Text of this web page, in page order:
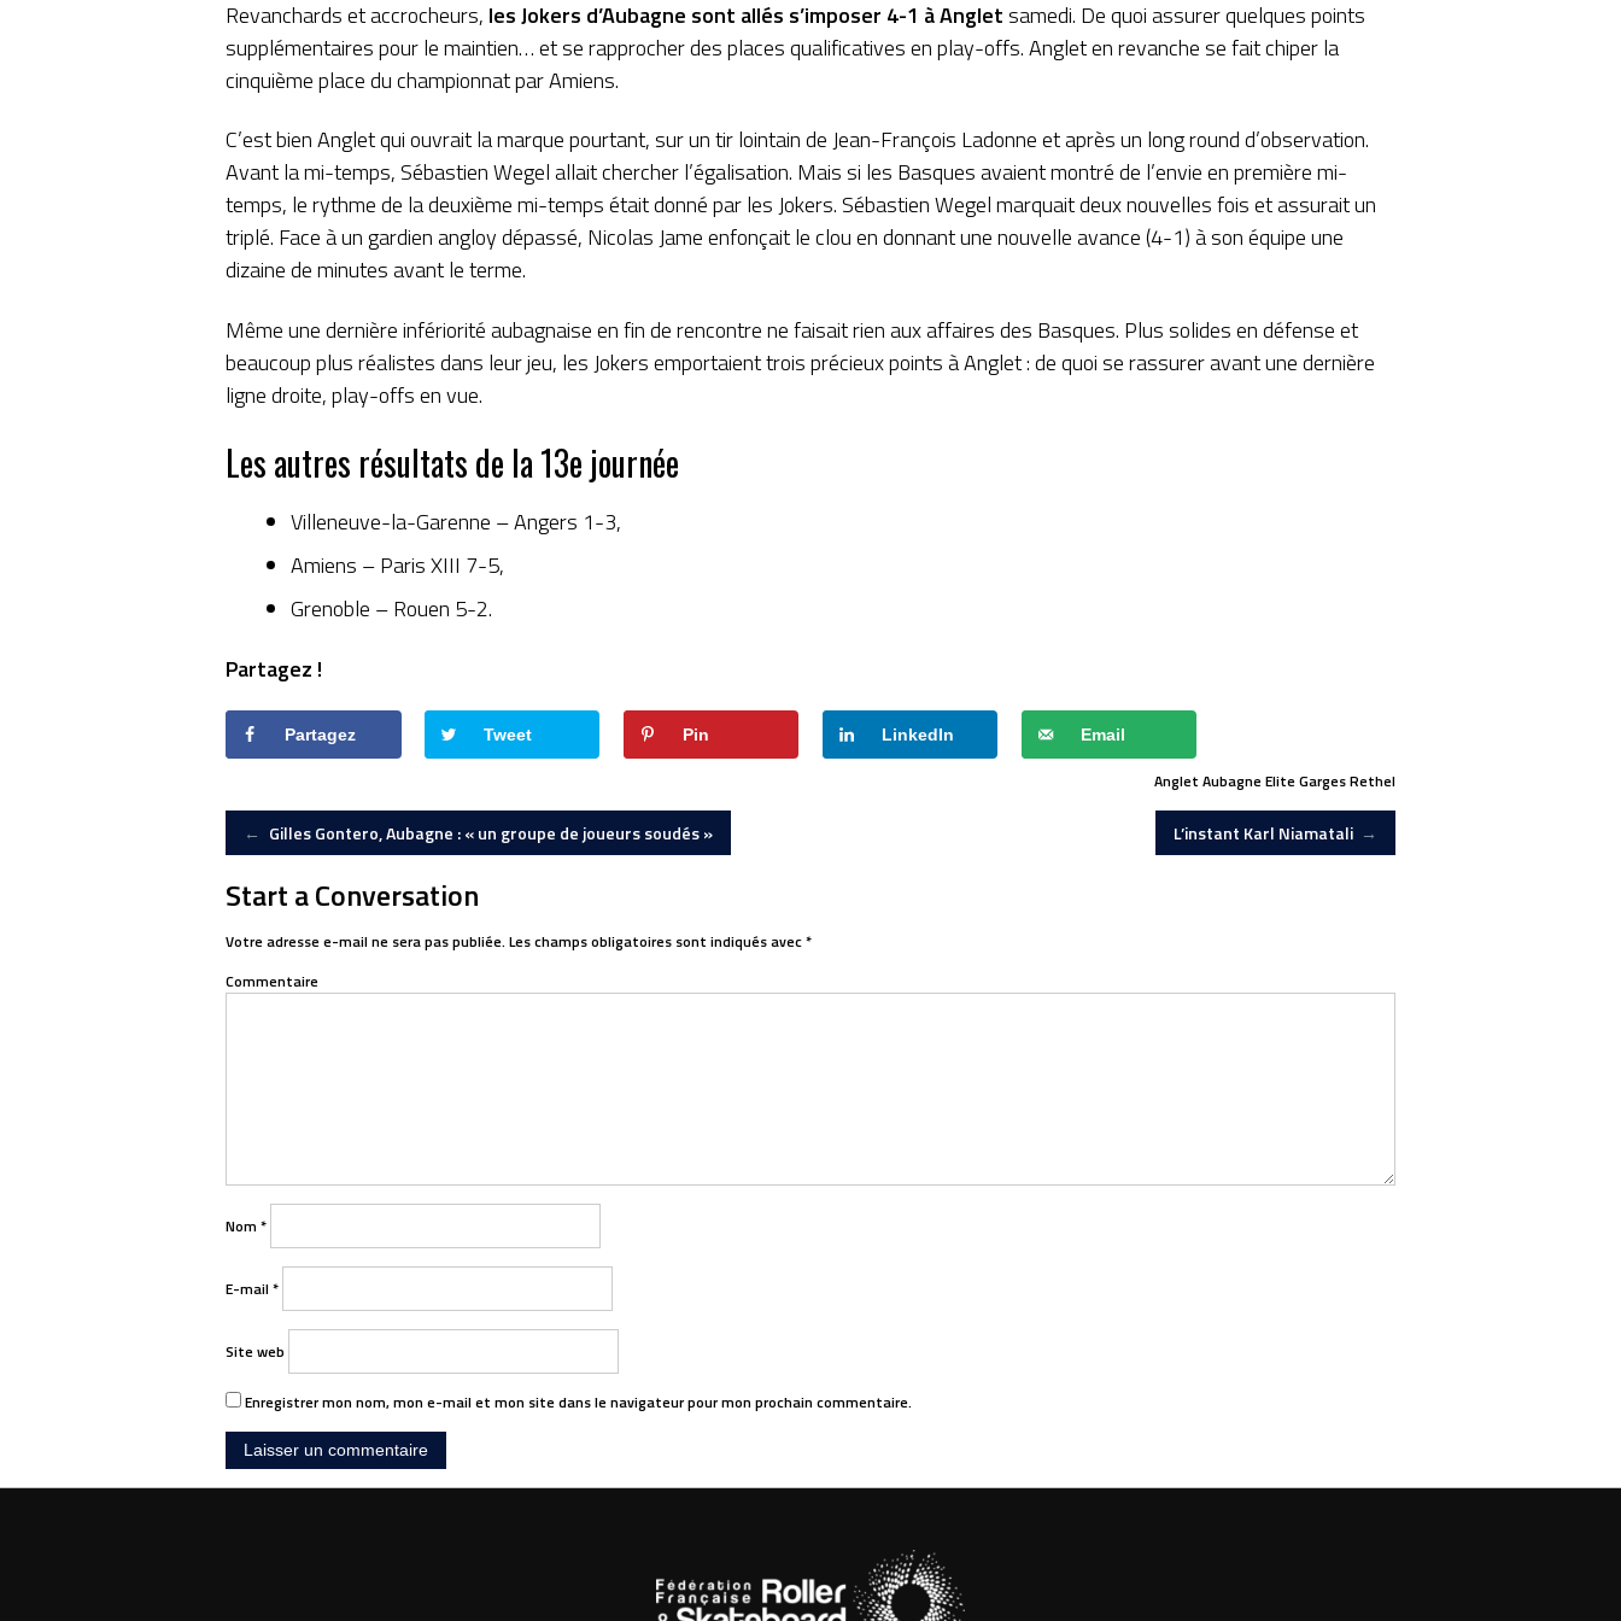
Revanchards et accrocheurs, les Jokers d’Aubagne sont allés s’imposer 4-1 à Anglet samedi. De quoi assurer quelques points
supplémentaires pour le maintien… et se rapprocher des places qualificatives en play-offs. Anglet en revanche se fait chiper la
cinquième place du championnat par Amiens.
C’est bien Anglet qui ouvrait la marque pourtant, sur un tir lointain de Jean-François Ladonne et après un long round d’observation.
Avant la mi-temps, Sébastien Wegel allait chercher l’égalisation. Mais si les Basques avaient montré de l’envie en première mi-
temps, le rythme de la deuxième mi-temps était donné par les Jokers. Sébastien Wegel marquait deux nouvelles fois et assurait un
triplé. Face à un gardien angloy dépassé, Nicolas Jame enfonçait le clou en donnant une nouvelle avance (4-1) à son équipe une
dizaine de minutes avant le terme.
Même une dernière infériorité aubagnaise en fin de rencontre ne faisait rien aux affaires des Basques. Plus solides en défense et
beaucoup plus réalistes dans leur jeu, les Jokers emportaient trois précieux points à Anglet : de quoi se rassurer avant une dernière
ligne droite, play-offs en vue.
Les autres résultats de la 13e journée
Villeneuve-la-Garenne – Angers 1-3,
Amiens – Paris XIII 7-5,
Grenoble – Rouen 5-2.
Partagez !
Partagez Tweet Pin LinkedIn Email
Anglet AubagneEliteGargesRethel
Post
navigation
← Gilles Gontero, Aubagne : « un groupe de joueurs soudés » L’instant Karl Niamatali →
Start a Conversation
Votre adresse e-mail ne sera pas publiée. Les champs obligatoires sont indiqués avec*
Commentaire
Nom *
E-mail *
Site web
Enregistrer mon nom, mon e-mail et mon site dans le navigateur pour mon prochain commentaire.